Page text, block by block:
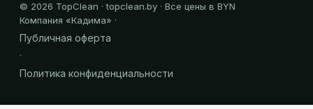
© 2026 TopClean · topclean.by · Все цены в BYN
Компания «Кадима» ·
Публичная оферта
·
Политика конфиденциальности